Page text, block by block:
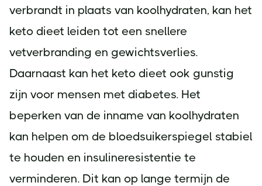
verbrandt in plaats van koolhydraten, kan het
keto dieet leiden tot een snellere
vetverbranding en gewichtsverlies.
Daarnaast kan het keto dieet ook gunstig
zijn voor mensen met diabetes. Het
beperken van de inname van koolhydraten
kan helpen om de bloedsuikerspiegel stabiel
te houden en insulineresistentie te
verminderen. Dit kan op lange termijn de